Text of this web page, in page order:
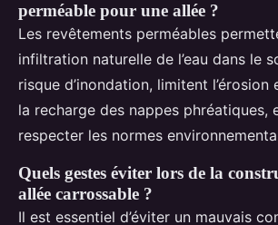
perméable pour une allée ?
Les revêtements perméables
infiltration naturelle de l’eau dans le
risque d’inondation, limitent
la recharge des nappes phréatiques,
respecter les normes
Quels gestes éviter lors de la
allée carrossable ?
Il est essentiel d’éviter un mauvais